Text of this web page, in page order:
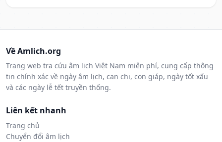
Về Amlich.org
Trang web tra cứu âm lịch Việt Nam miễn phí, cung cấp thông
tin chính xác về ngày âm lịch, can chi, con giáp, ngày tốt xấu
và các ngày lễ tết truyền thống.
Liên kết nhanh
Trang chủ
Chuyển đổi âm lịch